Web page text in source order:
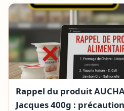
Rappel du produit
Jacques 400g :